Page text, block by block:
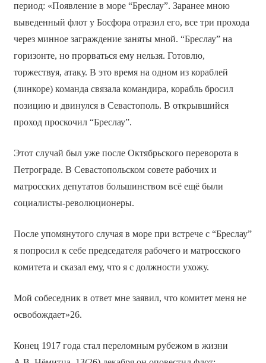
период: «Появление в море “Бреслау”. Заранее мною
выведенный флот у Босфора отразил его, все три прохода
через минное заграждение заняты мной. “Бреслау” на
горизонте, но прорваться ему нельзя. Готовлю,
торжествуя, атаку. В это время на одном из кораблей
(линкоре) команда связала командира, корабль бросил
позицию и двинулся в Севастополь. В открывшийся
проход проскочил “Бреслау”.
Этот случай был уже после Октябрьского переворота в
Петрограде. В Севастопольском совете рабочих и
матросских депутатов большинством всё ещё были
социалисты-революционеры.
После упомянутого случая в море при встрече с “Бреслау”
я попросил к себе председателя рабочего и матросского
комитета и сказал ему, что я с должности ухожу.
Мой собеседник в ответ мне заявил, что комитет меня не
освобождает»26.
Конец 1917 года стал переломным рубежом в жизни